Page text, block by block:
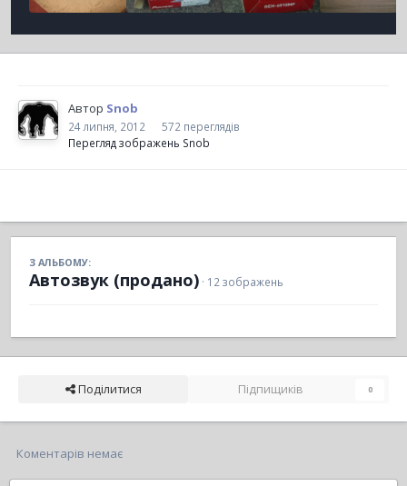
Автор Snob
24 липня, 2012
572 переглядів
Перегляд зображень Snob
З АЛЬБОМУ:
Автозвук (продано) · 12 зображень
Поділитися Підпищиків 0
Коментарів немає